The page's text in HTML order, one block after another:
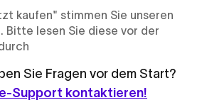
kaufen" stimmen Sie unseren
Bitte lesen Sie diese vor der
Sie Fragen vor dem Start?
Support kontaktieren!